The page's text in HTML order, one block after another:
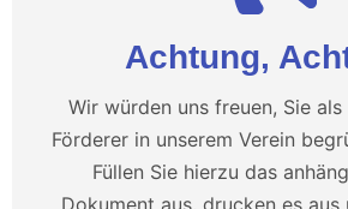
Achtung,
Wir würden uns freuen, Sie
Förderer in unserem Verein
Füllen Sie hierzu das
Dokument aus, drucken es aus